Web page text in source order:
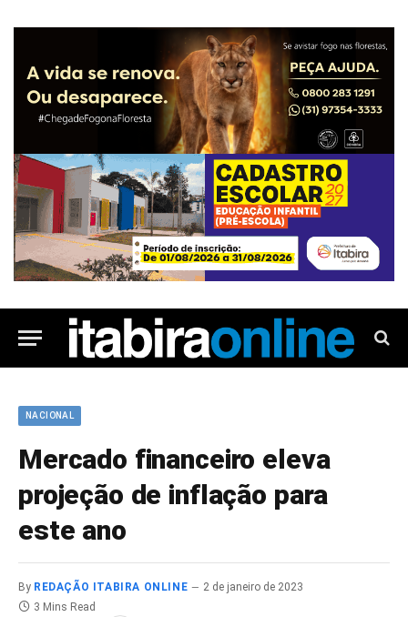
NACIONAL
Mercado financeiro eleva
projeção de inflação para
este ano
By REDAÇÃO ITABIRA ONLINE
2 de janeiro de 2023
3 Mins Read